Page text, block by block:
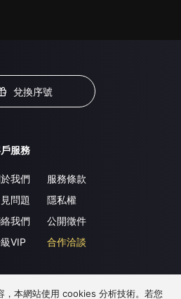
兌換序號
服務
我們
問題
我們
VIP
服務條款
隱私權
公開徵件
合作洽談
，本網站使用 cookies 分析技術。若您